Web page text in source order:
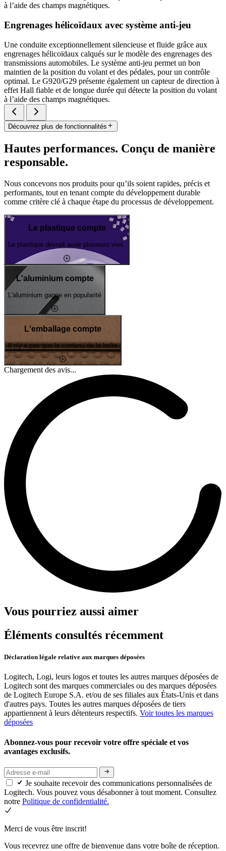
à l’aide des champs magnétiques.
Engrenages hélicoïdaux avec système anti-jeu
Une conduite exceptionnellement silencieuse et fluide grâce aux
engrenages hélicoïdaux calqués sur le modèle des engrenages des
transmissions automobiles. Le système anti-jeu permet un bon
maintien de la position du volant et des pédales, pour un contrôle
optimal. Le G920/G29 présente également un capteur de direction à
effet Hall fiable et de longue durée qui détecte la position du volant
à l’aide des champs magnétiques.
Découvrez plus de fonctionnalités
Hautes performances. Conçu de manière
responsable.
Nous concevons nos produits pour qu’ils soient rapides, précis et
performants, tout en tenant compte du développement durable
comme critère clé à chaque étape du processus de développement.
Le plastique compte
Le plastique devrait avoir plusieurs vies.
L'aluminium compte
L'aluminium gagne en popularité
L'emballage compte
Il n'y a pas que le contenu de la boîte
Chargement des avis...
Vous pourriez aussi aimer
Éléments consultés récemment
Déclaration légale relative aux marques déposées
Logitech, Logi, leurs logos et toutes les autres marques déposées de
Logitech sont des marques commerciales ou des marques déposées
de Logitech Europe S.A. et/ou de ses filiales aux États-Unis et dans
d'autres pays. Toutes les autres marques déposées de tiers
appartiennent à leurs détenteurs respectifs. Voir toutes les marques
déposées
Abonnez-vous pour recevoir votre offre spéciale et vos
avantages exclusifs.
Je souhaite recevoir des communications personnalisées de
Logitech. Vous pouvez vous désabonner à tout moment. Consultez
notre Politique de confidentialité.
Merci de vous être inscrit!
Vous recevrez une offre de bienvenue dans votre boîte de réception.